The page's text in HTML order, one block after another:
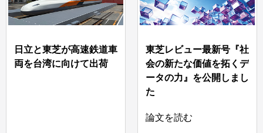
日立と東芝が高速鉄道車
両を台湾に向けて出荷
東芝レビュー最新号『社
会の新たな価値を拓くデ
ータの力』を公開しまし
た
論文を読む